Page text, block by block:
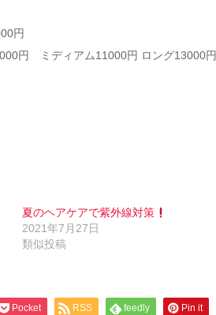
円
円 ミディアム11000円 ロング13000円
夏のヘアケアで紫外線対策
2021年7月27日
類似投稿
Pocket RSS feedly Pin it